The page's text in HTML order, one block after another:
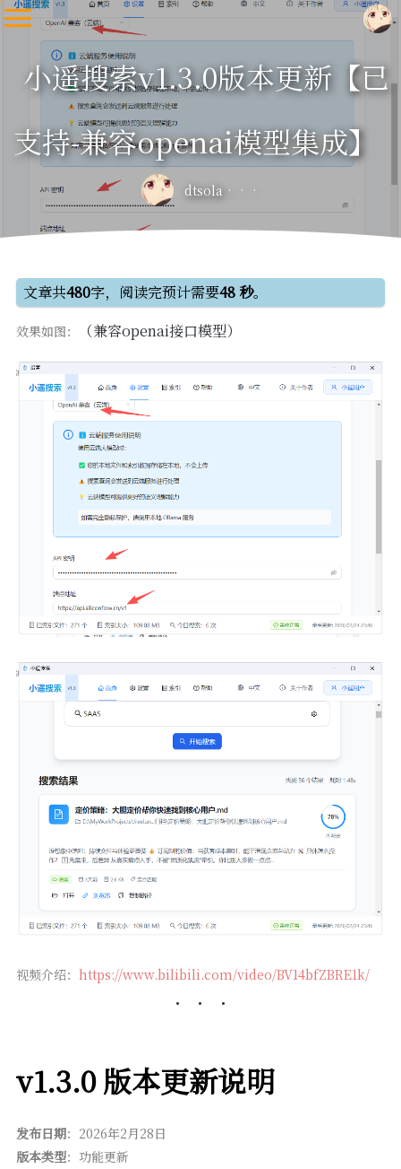
小遥搜索v1.3.0版本更新【已
支持-兼容openai模型集成】
dtsola
文章共480字，阅读完预计需要48 秒。
效果如图： （兼容openai接口模型）
视频介绍： https://www.bilibili.com/video/BV14bfZBRE1k/
v1.3.0 版本更新说明
发布日期：2026年2月28日
版本类型：功能更新